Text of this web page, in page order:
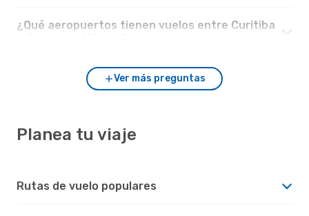
¿Qué aeropuertos tienen vuelos entre Curitiba
Ver más preguntas
Planea tu viaje
Rutas de vuelo populares